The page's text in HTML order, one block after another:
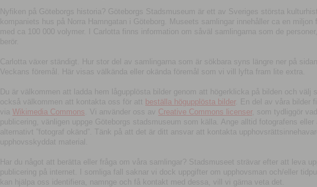
Nyfiken på Göteborgs historia? Göteborgs Stadsmuseum är ett av Sveriges största
kompaniets hus på Norra Hamngatan i Göteborg. Museets samlingar innehåller ca en
med ca 100 000 volymer. I Carlotta finns information om såväl samlingarna som de
berör.
Carlotta växer ständigt. Hur stor del av samlingarna som är sökbara syns längre ner på
Veckans föremål. Här visas välkända eller okända föremål som vi vill lyfta fram lite extra.
Du är välkommen att ladda hem lågupplösta bilder genom att högerklicka på bilden och välj
också välkommen att kontakta oss för att beställa högupplösta bilder. En del av våra bilder
via Wikimedia Commons . Vi använder oss av Creative Commons licenser, som tydliggör
publicering, vänligen uppge Göteborgs stadsmuseum som källa. Ange alltid fotografens
alternativt ”fotograf okänd”. Tänk på att det är ditt ansvar att kontakta
upphovsskyddat material.
Har du något att berätta eller fråga om våra samlingar? Stadsmuseet strävar efter att leva
publicering på internet. I somliga fall saknar vi dock uppgifter om upphovsman och/eller
kan hjälpa oss identifiera, namnge och få kontakt med dessa, vill vi gärna veta det.